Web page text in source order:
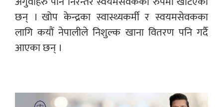
छन् । खोप केन्द्रका स्वास्थ्यकर्मी र स्वयमसेवकका
लागि कयौं नेपालीले निशुल्क खाना वितरण पनि गर्दै
आएका छन् ।